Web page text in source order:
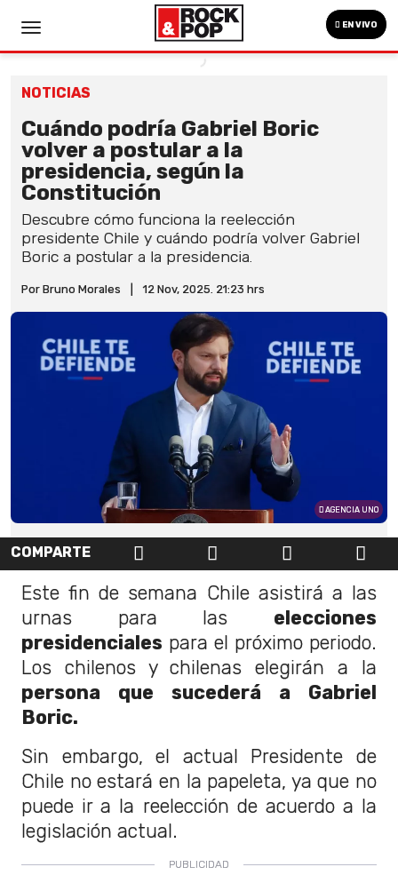
EN VIVO
NOTICIAS
Cuándo podría Gabriel Boric
volver a postular a la
presidencia, según la
Constitución
Descubre cómo funciona la reelección
presidente Chile y cuándo podría volver Gabriel
Boric a postular a la presidencia.
Por Bruno Morales 12 Nov, 2025. 21:23 hrs
AGENCIA UNO
COMPARTE
Este fin de semana Chile asistirá a las
urnas para las elecciones
presidenciales para el próximo periodo.
Los chilenos y chilenas elegirán a la
persona que sucederá a Gabriel
Boric.
Sin embargo, el actual Presidente de
Chile no estará en la papeleta, ya que no
puede ir a la reelección de acuerdo a la
legislación actual.